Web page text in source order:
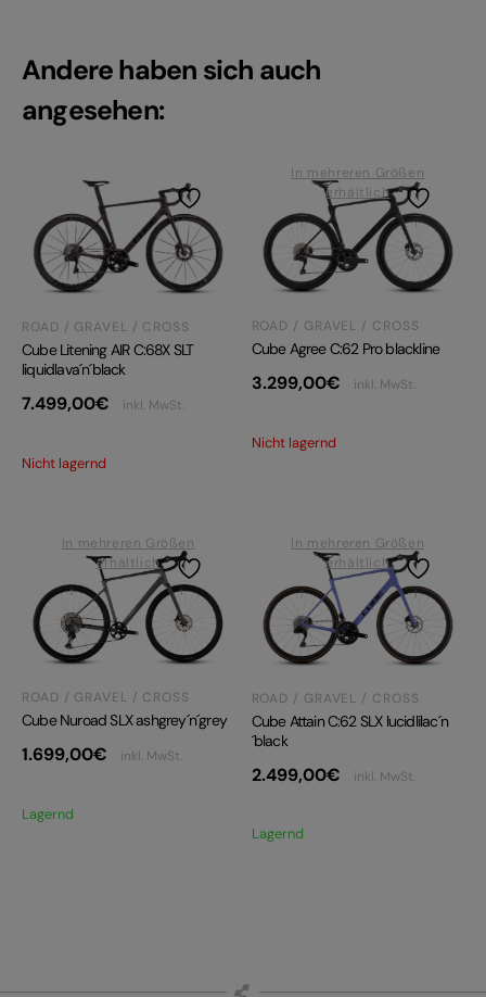
Andere haben sich auch
angesehen:
ROAD / GRAVEL / CROSS
Cube Litening AIR C:68X SLT
liquidlava´n´black
7.499,00€ inkl. MwSt.
Nicht lagernd
In mehreren Größen
erhältlich
ROAD / GRAVEL / CROSS
Cube Agree C:62 Pro blackline
3.299,00€ inkl. MwSt.
Nicht lagernd
In mehreren Größen
erhältlich
ROAD / GRAVEL / CROSS
Cube Nuroad SLX ashgrey´n´grey
1.699,00€ inkl. MwSt.
Lagernd
In mehreren Größen
erhältlich
ROAD / GRAVEL / CROSS
Cube Attain C:62 SLX lucidlilac´n
´black
2.499,00€ inkl. MwSt.
Lagernd